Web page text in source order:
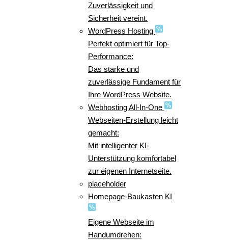
Zuverlässigkeit und
Sicherheit vereint.
WordPress Hosting
Perfekt optimiert für Top-
Performance:
Das starke und
zuverlässige Fundament für
Ihre WordPress Website.
Webhosting All-In-One
Webseiten-Erstellung leicht
gemacht:
Mit intelligenter KI-
Unterstützung komfortabel
zur eigenen Internetseite.
placeholder
Homepage-Baukasten KI
Eigene Webseite im
Handumdrehen: